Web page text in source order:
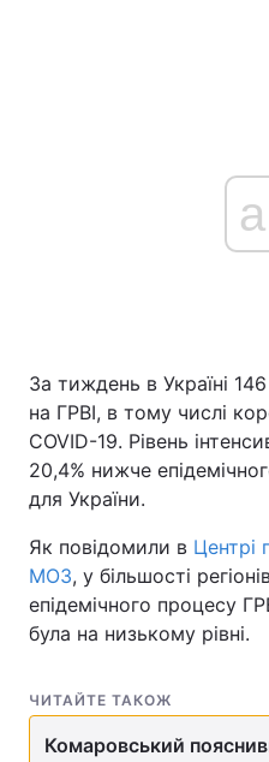
За тиждень в Україні
на ГРВІ, в тому числі
COVID-19. Рівень
20,4% нижче
для України.
Як повідомили в Центрі
МОЗ, у більшості
епідемічного процесу
була на низькому рівні.
ЧИТАЙТЕ ТАКОЖ
Комаровський